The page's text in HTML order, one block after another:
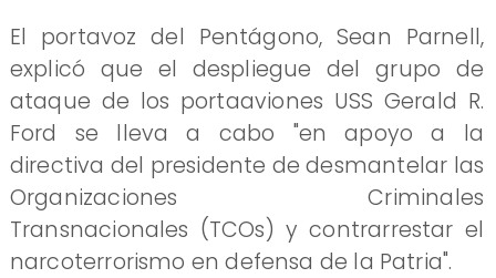
El portavoz del Pentágono, Sean Parnell,
explicó que el despliegue del grupo de
ataque de los portaaviones USS Gerald R.
Ford se lleva a cabo "en apoyo a la
directiva del presidente de desmantelar las
Organizaciones Criminales
Transnacionales (TCOs) y contrarrestar el
narcoterrorismo en defensa de la Patria".